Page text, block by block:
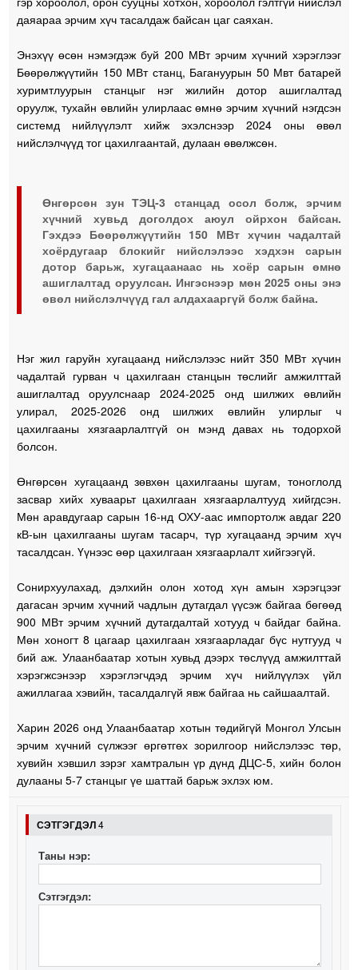
даяараа эрчим хүч тасалдаж байсан цаг саяхан.
Энэхүү өсөн нэмэгдэж буй 200 МВт эрчим хүчний хэрэглээг
Бөөрөлжүүтийн 150 МВт станц, Багануурын 50 Мвт батарей
хуримтлуурын станцыг нэг жилийн дотор ашиглалтад
оруулж, тухайн өвлийн улирлаас өмнө эрчим хүчний нэгдсэн
системд нийлүүлэлт хийж эхэлснээр 2024 оны өвөл
нийслэлчүүд тог цахилгаантай, дулаан өвөлжсөн.
Өнгөрсөн зун ТЭЦ-3 станцад осол болж, эрчим
хүчний хувьд доголдох аюул ойрхон байсан.
Гэхдээ Бөөрөлжүүтийн 150 МВт хүчин чадалтай
хоёрдугаар блокийг нийслэлээс хэдхэн сарын
дотор барьж, хугацаанаас нь хоёр сарын өмнө
ашиглалтад оруулсан. Ингэснээр мөн 2025 оны энэ
өвөл нийслэлчүүд гал алдахааргүй болж байна.
Нэг жил гаруйн хугацаанд нийслэлээс нийт 350 МВт хүчин
чадалтай гурван ч цахилгаан станцын төслийг амжилттай
ашиглалтад оруулснаар 2024-2025 онд шилжих өвлийн
улирал, 2025-2026 онд шилжих өвлийн улирлыг ч
цахилгааны хязгаарлалтгүй он мэнд давах нь тодорхой
болсон.
Өнгөрсөн хугацаанд зөвхөн цахилгааны шугам, тоноглолд
засвар хийх хуваарьт цахилгаан хязгаарлалтууд хийгдсэн.
Мөн аравдугаар сарын 16-нд ОХУ-аас импортолж авдаг 220
кВ-ын цахилгааны шугам тасарч, түр хугацаанд эрчим хүч
тасалдсан. Үүнээс өөр цахилгаан хязгаарлалт хийгээгүй.
Сонирхуулахад, дэлхийн олон хотод хүн амын хэрэгцээг
дагасан эрчим хүчний чадлын дутагдал үүсэж байгаа бөгөөд
900 МВт эрчим хүчний дутагдалтай хотууд ч байдаг байна.
Мөн хоногт 8 цагаар цахилгаан хязгаарладаг бүс нутгууд ч
бий аж. Улаанбаатар хотын хувьд дээрх төслүүд амжилттай
хэрэгжсэнээр хэрэглэгчдэд эрчим хүч нийлүүлэх үйл
ажиллагаа хэвийн, тасалдалгүй явж байгаа нь сайшаалтай.
Харин 2026 онд Улаанбаатар хотын төдийгүй Монгол Улсын
эрчим хүчний сүлжээг өргөтгөх зорилгоор нийслэлээс төр,
хувийн хэвшил зэрэг хамтралын үр дүнд ДЦС-5, хийн болон
дулааны 5-7 станцыг үе шаттай барьж эхлэх юм.
СЭТГЭГДЭЛ4
Таны нэр:
Сэтгэгдэл: